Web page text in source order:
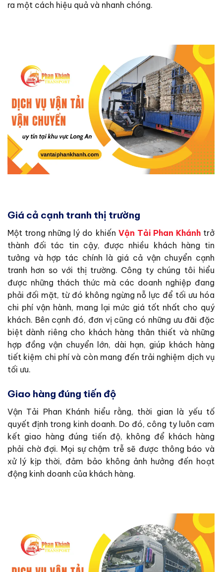
ra một cách hiệu quả và nhanh chóng.
Giá cả cạnh tranh thị trường
Một trong những lý do khiến Vận Tải Phan Khánhtrở
thành đối tác tin cậy, được nhiều khách hàng tin
tưởng và hợp tác chính là giá cả vận chuyển cạnh
tranh hơn so với thị trường. Công ty chúng tôi hiểu
được những thách thức mà các doanh nghiệp đang
phải đối mặt, từ đó không ngừng nỗ lực để tối ưu hóa
chi phí vận hành, mang lại mức giá tốt nhất cho quý
khách. Bên cạnh đó, đơn vị cũng có những ưu đãi đặc
biệt dành riêng cho khách hàng thân thiết và những
hợp đồng vận chuyển lớn, dài hạn, giúp khách hàng
tiết kiệm chi phí và còn mang đến trải nghiệm dịch vụ
tối ưu.
Giao hàng đúng tiến độ
Vận Tải Phan Khánh hiểu rằng, thời gian là yếu tố
quyết định trong kinh doanh. Do đó, công ty luôn cam
kết giao hàng đúng tiến độ, không để khách hàng
phải chờ đợi. Mọi sự chậm trễ sẽ được thông báo và
xử lý kịp thời, đảm bảo không ảnh hưởng đến hoạt
động kinh doanh của khách hàng.